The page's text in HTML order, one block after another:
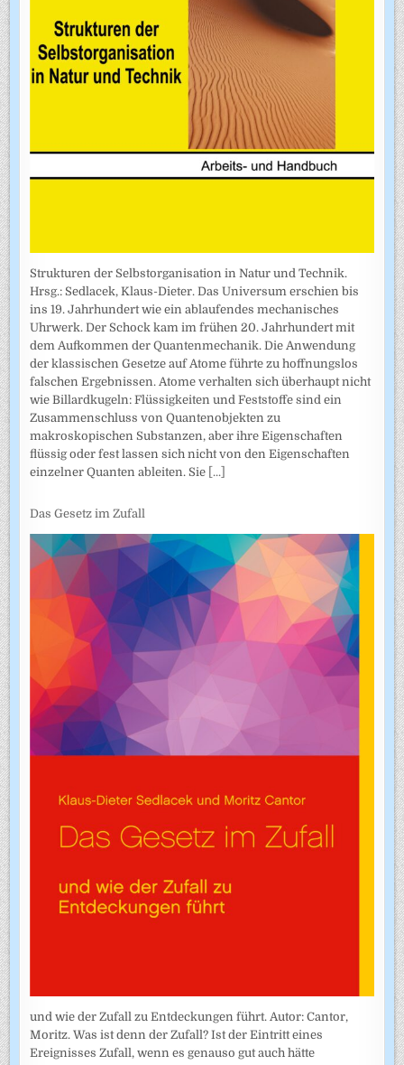
Strukturen der Selbstorganisation in Natur und Technik.
Hrsg.: Sedlacek, Klaus-Dieter. Das Universum erschien bis
ins 19. Jahrhundert wie ein ablaufendes mechanisches
Uhrwerk. Der Schock kam im frühen 20. Jahrhundert mit
dem Aufkommen der Quantenmechanik. Die Anwendung
der klassischen Gesetze auf Atome führte zu hoffnungslos
falschen Ergebnissen. Atome verhalten sich überhaupt nicht
wie Billardkugeln: Flüssigkeiten und Feststoffe sind ein
Zusammenschluss von Quantenobjekten zu
makroskopischen Substanzen, aber ihre Eigenschaften
flüssig oder fest lassen sich nicht von den Eigenschaften
einzelner Quanten ableiten. Sie [...]
Das Gesetz im Zufall
und wie der Zufall zu Entdeckungen führt. Autor: Cantor,
Moritz. Was ist denn der Zufall? Ist der Eintritt eines
Ereignisses Zufall, wenn es genauso gut auch hätte